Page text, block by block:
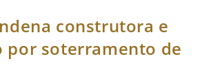
Não
Gera
construtora e
por soterramento de